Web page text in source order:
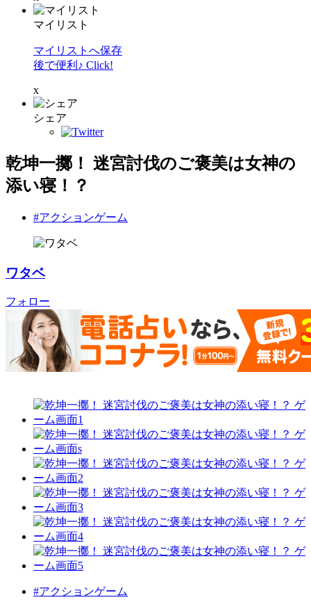
マイリスト
マイリストへ保存
後で便利♪ Click!
x
シェア
乾坤一擲！ 迷宮討伐のご褒美は女神の
添い寝！？
#アクションゲーム
ワタベ
フォロー
#アクションゲーム